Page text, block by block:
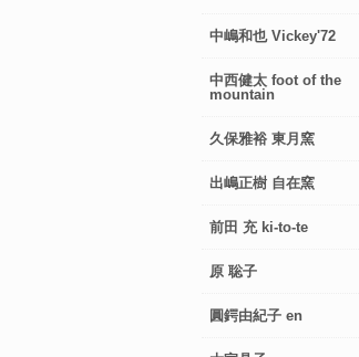
中嶋和也 Vickey'72
中西健太 foot of the
mountain
久保雅裕 東月窯
出嶋正樹 自在窯
前田 充 ki-to-te
原 聡子
圓鍔由紀子 en